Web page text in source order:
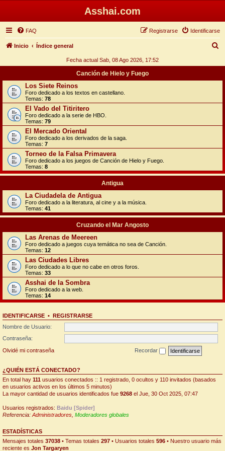
Asshai.com
FAQ Identificarse
Registrarse
Inicio Índice general
c
Fecha actual Sab, 08 Ago 2026, 17:52
Canción de Hielo y Fuego
Los Siete Reinos
Foro dedicado a los textos en castellano.
Temas: 78
El Vado del Titiritero
Foro dedicado a la serie de HBO.
Temas: 79
El Mercado Oriental
Foro dedicado a los derivados de la saga.
Temas: 7
Torneo de la Falsa Primavera
Foro dedicado a los juegos de Canción de Hielo y Fuego.
Temas: 8
Antigua
La Ciudadela de Antigua
Foro dedicado a la literatura, al cine y a la música.
Temas: 41
Cruzando el Mar Angosto
Las Arenas de Meereen
Foro dedicado a juegos cuya temática no sea de Canción.
Temas: 12
Las Ciudades Libres
Foro dedicado a lo que no cabe en otros foros.
Temas: 33
Asshai de la Sombra
Foro dedicado a la web.
Temas: 14
IDENTIFICARSE • REGISTRARSE
Nombre de Usuario:
Contraseña:
Olvidé mi contraseña
Recordar
¿QUIÉN ESTÁ CONECTADO?
En total hay 111 usuarios conectados :: 1 registrado, 0 ocultos y 110 invitados (basados
en usuarios activos en los últimos 5 minutos)
La mayor cantidad de usuarios identificados fue 9268 el Jue, 30 Oct 2025, 07:47
Usuarios registrados: Baidu [Spider]
Referencia: Administradores Moderadores globales
ESTADÍSTICAS
Mensajes totales 37038 • Temas totales 297 • Usuarios totales 596 • Nuestro usuario más
reciente es Jon Targaryen